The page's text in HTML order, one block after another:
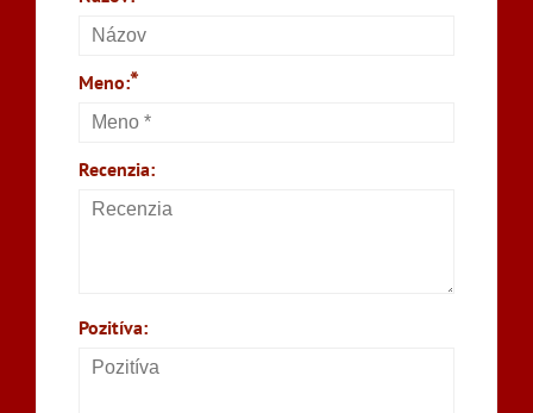
Meno:*
Recenzia:
Pozitíva: